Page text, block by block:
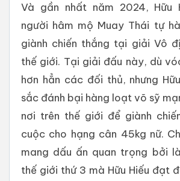
Và gần nhất năm 2024, Hữu
người hâm mộ Muay Thái tự
giành chiến thắng tại giải Vô
thế giới. Tại giải đấu này, dù
hơn hẳn các đối thủ, nhưng
sắc đánh bại hàng loạt võ sỹ
nơi trên thế giới để giành
cuộc cho hạng cân 45kg nữ.
mang dấu ấn quan trọng bởi
thế giới thứ 3 mà Hữu Hiếu đạt